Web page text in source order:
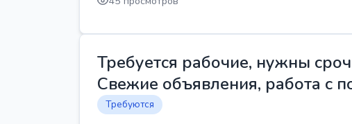
Требуется рабочие, нужны
Свежие объявления, работа с
Требуются